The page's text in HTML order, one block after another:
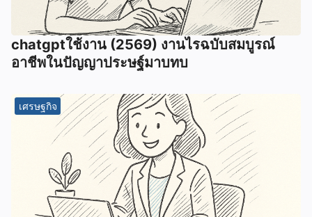
chatgptใช้งาน (2569) งานไรฉบับสมบูรณ์
อาชีพในปัญญาประษฐ์มาบทบ
เศรษฐกิจ